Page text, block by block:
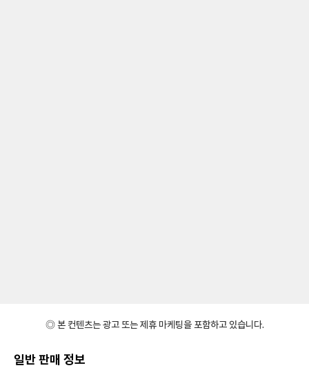
◎ 본 컨텐츠는 광고 또는 제휴 마케팅을 포함하고 있습니다.
일반 판매 정보